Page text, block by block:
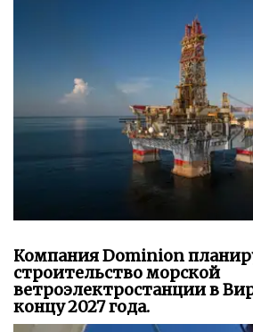
Компания Dominion
строительство морской
ветроэлектростанции в
концу 2027 года.